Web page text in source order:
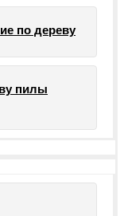
по дереву
пилы